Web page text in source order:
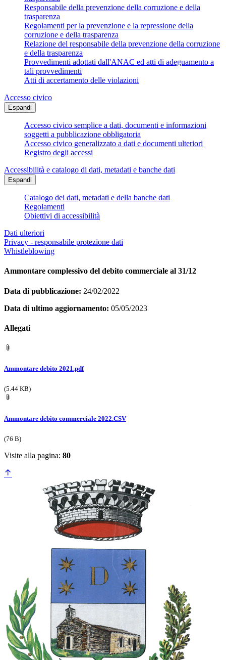
Responsabile della prevenzione della corruzione e della
trasparenza
Regolamenti per la prevenzione e la repressione della
corruzione e della trasparenza
Relazione del responsabile della prevenzione della corruzione
e della trasparenza
Provvedimenti adottati dall'ANAC ed atti di adeguamento a
tali provvedimenti
Atti di accertamento delle violazioni
Accesso civico
Espandi
Accesso civico semplice a dati, documenti e informazioni
soggetti a pubblicazione obbligatoria
Accesso civico generalizzato a dati e documenti ulteriori
Registro degli accessi
Accessibilità e catalogo di dati, metadati e banche dati
Espandi
Catalogo dei dati, metadati e della banche dati
Regolamenti
Obiettivi di accessibilità
Dati ulteriori
Privacy - responsabile protezione dati
Whistleblowing
Ammontare complessivo del debito commerciale al 31/12
Data di pubblicazione: 24/02/2022
Data di ultimo aggiornamento: 05/05/2023
Allegati
Ammontare debito 2021.pdf
(5.44 KB)
Ammontare debito commerciale 2022.CSV
(76 B)
Visite alla pagina: 80